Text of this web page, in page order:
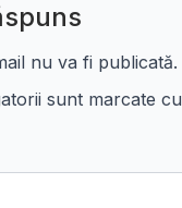
nu va fi publicată.
sunt marcate cu